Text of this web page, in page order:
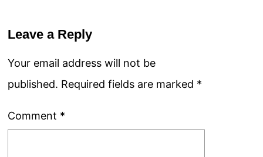
Leave a Reply
Your email address will not be
published. Required fields are marked *
Comment *